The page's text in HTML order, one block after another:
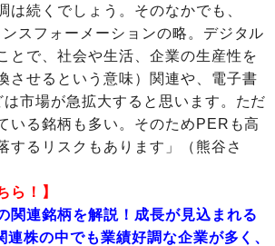
は続くでしょう。そのなかでも、
スフォーメーションの略。デジタル
とで、社会や生活、企業の生産性を
させるという意味）関連や、電子書
市場が急拡大すると思います。ただ
いる銘柄も多い。そのためPERも高
するリスクもあります」（熊谷さ
ら！】
関連銘柄を解説！成長が見込まれる
連株の中でも業績好調な企業が多く、